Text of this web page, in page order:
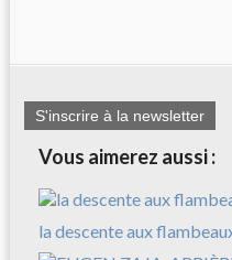
S'inscrire à la newsletter
Vous aimerez aussi :
la descente aux